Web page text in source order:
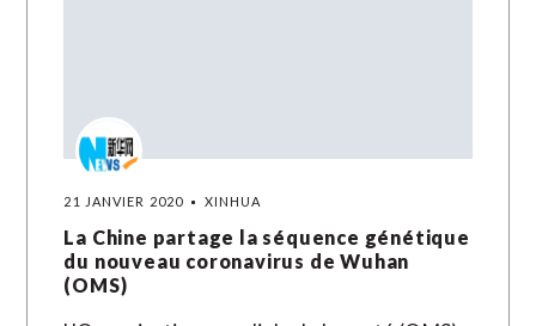
21 JANVIER 2020 XINHUA
La Chine partage la séquence génétique
du nouveau coronavirus de Wuhan
(OMS)